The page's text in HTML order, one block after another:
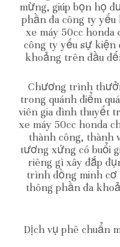
mừng, giúp bọn họ
phần đa công ty
xe máy 50cc honda
công ty yếu sự kiện
khoảng trên đầu
Chương trình
trong quánh điểm
viên gia đình thuyết
xe máy 50cc honda
thành công, thành
tương xứng có buổi
riêng gì xây đắp
trình đồng minh cơ
thông phần đa
Dịch vụ phê chuẩn